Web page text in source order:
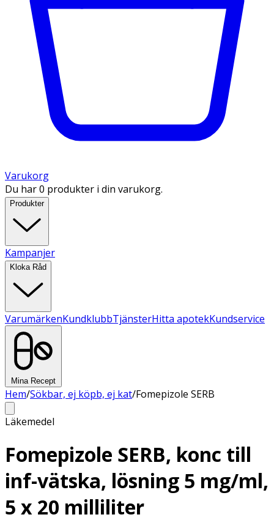
Varukorg
Du har 0 produkter i din varukorg.
Produkter
Kampanjer
Kloka Råd
VarumärkenKundklubbTjänsterHitta apotekKundservice
Mina Recept
Hem/Sökbar, ej köpb, ej kat/Fomepizole SERB
Läkemedel
Fomepizole SERB, konc till
inf-vätska, lösning 5 mg/ml,
5 x 20 milliliter